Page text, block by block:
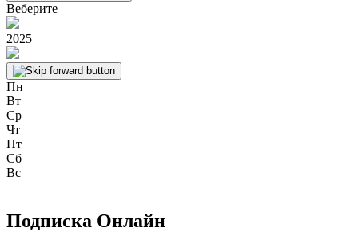
Веберите
2025
Пн
Вт
Ср
Чт
Пт
Сб
Вс
Подписка Онлайн